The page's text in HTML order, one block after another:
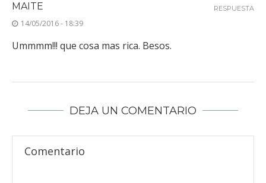
MAITE
14/05/2016 - 18:39
Ummmm!!! que cosa mas rica. Besos.
RESPUESTA
DEJA UN COMENTARIO